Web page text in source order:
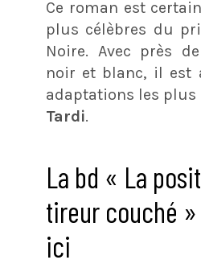
Ce roman est
plus célèbres du
Noire. Avec près
noir et blanc, il est
adaptations les
Tardi.
La bd « La
tireur couché
ici